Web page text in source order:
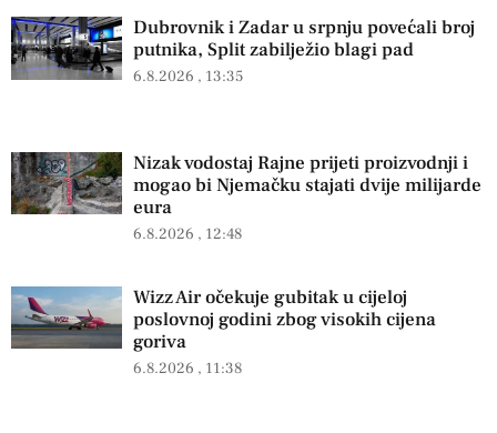
Dubrovnik i Zadar u srpnju povećali broj
putnika, Split zabilježio blagi pad
6.8.2026 13:35
Nizak vodostaj Rajne prijeti proizvodnji i
mogao bi Njemačku stajati dvije milijarde
eura
6.8.2026 12:48
Wizz Air očekuje gubitak u cijeloj
poslovnoj godini zbog visokih cijena
goriva
6.8.2026 11:38